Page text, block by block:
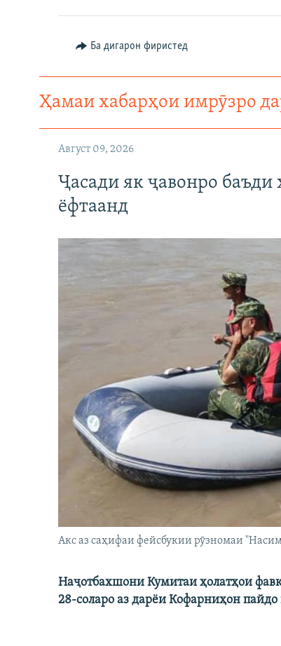
Ба дигарон фиристед
Ҳамаи хабарҳои имрӯзро
Август 09, 2026
Ҷасади як ҷавонро
ёфтаанд
Акс аз саҳифаи фейсбукии рӯзномаи
Наҷотбахшони Кумитаи ҳолатҳои
28-соларо аз дарёи Кофарниҳон пайдо